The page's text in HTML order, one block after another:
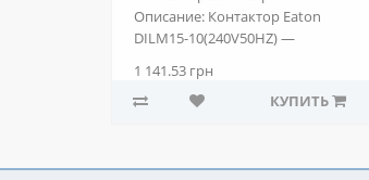
Описание: Контактор Eaton
DILM15-10(240V50HZ) —
1 141.53 грн
КУПИТЬ